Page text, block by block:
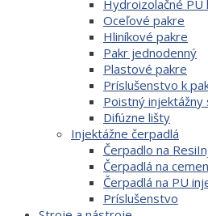
Hydroizolačné PU
Oceľové pakre
Hliníkové pakre
Pakr jednodenný
Plastové pakre
Príslušenstvo k
Poistný injektážny
Difúzne lišty
Injektážne čerpadlá
Čerpadlo na
Čerpadlá na
Čerpadlá na PU
Príslušenstvo